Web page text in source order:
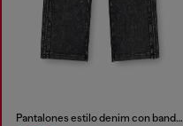
Pantalones estilo denim con bandas laterales